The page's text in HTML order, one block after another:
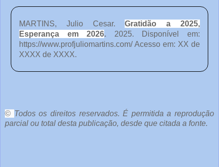
MARTINS, Julio Cesar.Gratidão a 2025,
Esperança em 2026. 2025. Disponível em:
https://www.profjuliomartins.com/ Acesso em: XX de
XXXX de XXXX.
ê
© Todos os direitos reservados. É permitida a reprodução
parcial ou total desta publicação, desde que citada a fonte.